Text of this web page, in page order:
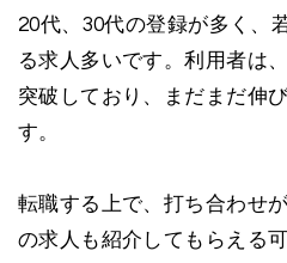
20代、30代の登録が多く、
る求人多いです。利用者は
突破しており、まだまだ伸
す。
転職する上で、打ち合わせ
の求人も紹介してもらえる